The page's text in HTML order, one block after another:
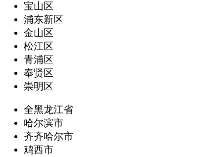
宝山区
浦东新区
金山区
松江区
青浦区
奉贤区
崇明区
全黑龙江省
哈尔滨市
齐齐哈尔市
鸡西市